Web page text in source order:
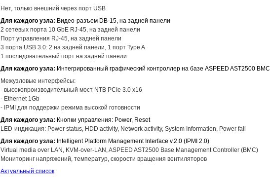
Нет, только внешний через порт USB
Для каждого узла: Видео-разъем DB-15, на задней панели
2 сетевых порта 10 GbE RJ-45, на задней панели
Порт управления RJ-45, на задней панели
3 порта USB 3.0: 2 на задней панели, 1 порт Type A
1 последовательный порт на задней панели
Для каждого узла: Интегрированный графический контроллер на базе ASPEED AST2500 BMC
Межузловые интерфейсы:
- высокопроизводительный мост NTB PCIe 3.0 x16
- Ethernet 1Gb
- IPMI для поддержки режима высокой готовности
Для каждого узла: Кнопки управления: Power, Reset
LED-индикация: Power status, HDD activity, Network activity, System Information, Power fail
Для каждого узла: Intelligent Platform Management Interface v.2.0 (IPMI 2.0)
Virtual media over LAN, KVM-over-LAN, ASPEED AST2500 Base Management Controller (BMC)
Мониторинг напряжений, температур, скорости вращения вентиляторов
Актуальный список